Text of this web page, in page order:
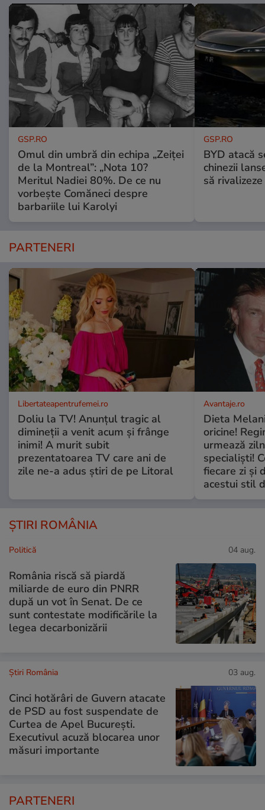
GSP.RO
Omul din umbră din echipa „Zeiței
de la Montreal”: „Nota 10?
Meritul Nadiei 80%. De ce nu
vorbește Comăneci despre
barbariile lui Karolyi
GSP.RO
BYD atacă
chinezii
să
PARTENERI
Libertateapentrufemei.ro
Doliu la TV! Anunțul tragic al
dimineții a venit acum și frânge
inimi! A murit subit
prezentatoarea TV care ani de
zile ne-a adus știri de pe Litoral
Avantaje.ro
Dieta
oricine!
urmează
specialiști!
fiecare zi și
acestui stil
ȘTIRI ROMÂNIA
Politică 04 aug.
România riscă să piardă
miliarde de euro din PNRR
după un vot în Senat. De ce
sunt contestate modificările la
legea decarbonizării
Știri România 03 aug.
Cinci hotărâri de Guvern atacate
de PSD au fost suspendate de
Curtea de Apel București.
Executivul acuză blocarea unor
măsuri importante
PARTENERI